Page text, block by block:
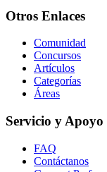
Otros Enlaces
Comunidad
Concursos
Artículos
Categorías
Áreas
Servicio y Apoyo
FAQ
Contáctanos